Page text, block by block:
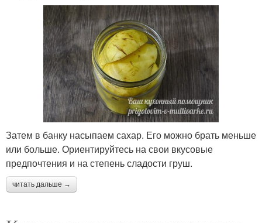
Затем в банку насыпаем сахар. Его можно брать меньше
или больше. Ориентируйтесь на свои вкусовые
предпочтения и на степень сладости груш.
читать дальше →